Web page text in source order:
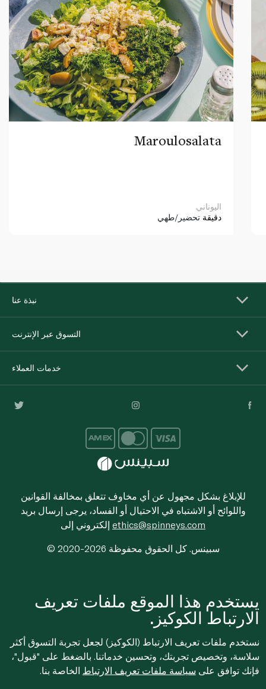
Maroulosalata
اليوناني
دقيقة تحضير/طهي
نبذة عنا
التسوق عبر الإنترنت
خدمات العملاء
للإبلاغ بشكل مجهول عن أي مخاوف تتعلق بمخالفة القوانين
واللوائح أو الاشتباه في الاحتيال أو الفساد، يرجى إرسال بريد
ethics@spinneys.com
© 2020-2026 سبينس. كل الحقوق محفوظة
يستخدم هذا الموقع ملفات تعريف
الارتباط الكوكيز.
نستخدم ملفات تعريف الارتباط (الكوكيز) لجعل تجربة التسوق أكثر
سلاسة، وتخصيص تجربتك، وتحسين خدماتنا. بالضغط على "قبول"،
فإنك توافق على سياسة ملفات تعريف الارتباط الخاصة بنا.